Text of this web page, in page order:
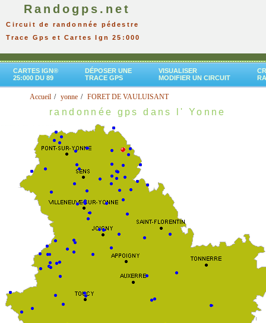
Randogps.net
Circuit de randonnée pédestre
Trace Gps et Cartes Ign 25:000
CARTES IGN®
25:000 DU 89
DÉPOSER UNE
TRACE GPS
VISUALISER
MODIFIER UN CIRCUIT
Accueil yonne FORET DE VAULUISANT
randonnée gps dans l' Yonne